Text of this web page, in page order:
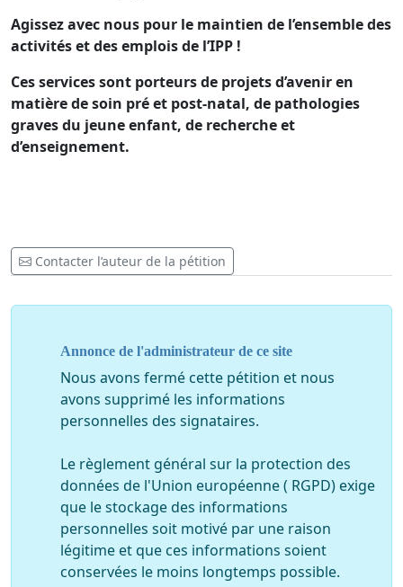
Agissez avec nous pour le maintien de l’ensemble des
activités et des emplois de l’IPP !
Ces services sont porteurs de projets d’avenir en
matière de soin pré et post-natal, de pathologies
graves du jeune enfant, de recherche et
d’enseignement.
Contacter l’auteur de la pétition
Annonce de l'administrateur de ce site
Nous avons fermé cette pétition et nous
avons supprimé les informations
personnelles des signataires.
Le règlement général sur la protection des
données de l'Union européenne ( RGPD) exige
que le stockage des informations
personnelles soit motivé par une raison
légitime et que ces informations soient
conservées le moins longtemps possible.